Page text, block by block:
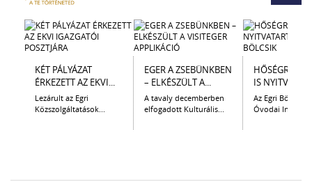
KÉT PÁLYÁZAT
ÉRKEZETT AZ EKVI...
Lezárult az Egri
Közszolgáltatások...
EGER A ZSEBÜNKBEN
– ELKÉSZÜLT A...
A tavaly decemberben
elfogadott Kulturális...
IS
Az Egri
Óvodai